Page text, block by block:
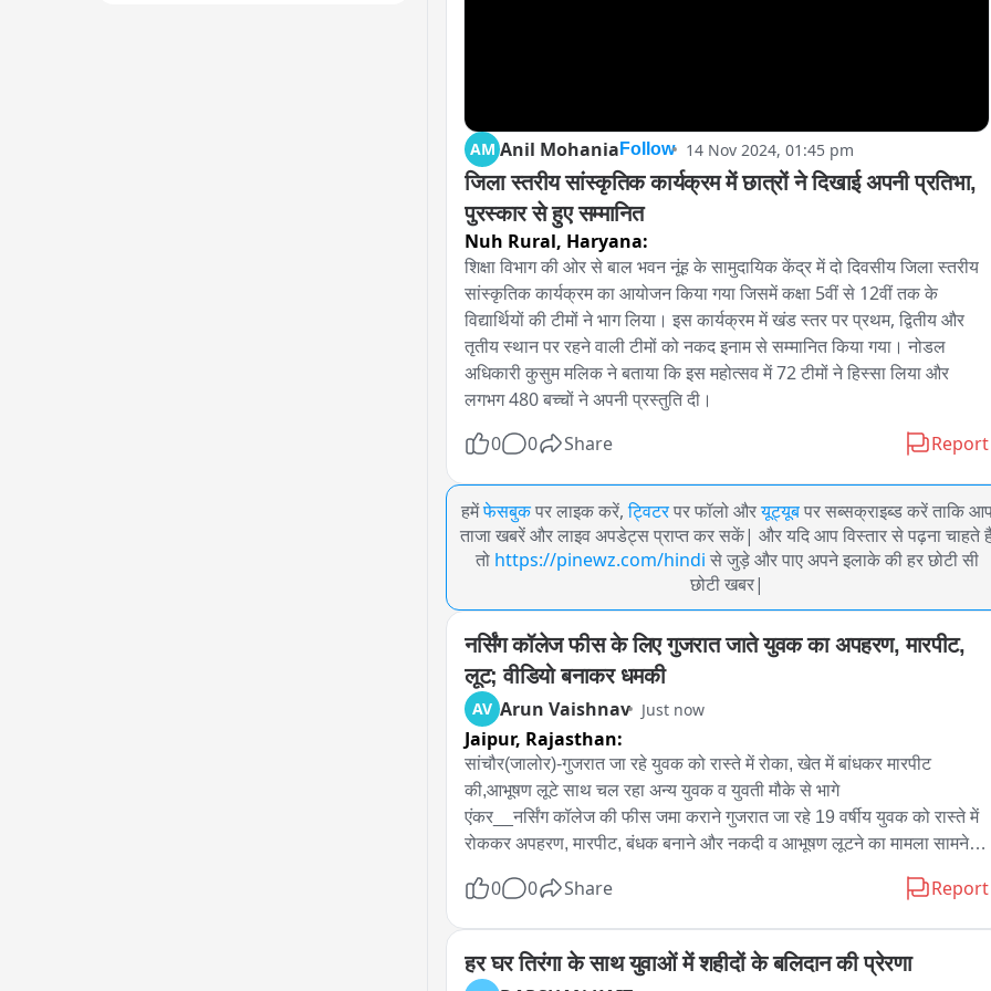
AM Anil Mohania Follow 14 Nov 2024, 01:45 pm
जिला स्तरीय सांस्कृतिक कार्यक्रम में छात्रों ने दिखाई अपनी प्रतिभा,
पुरस्कार से हुए सम्मानित
Nuh Rural, Haryana:
शिक्षा विभाग की ओर से बाल भवन नूंह के सामुदायिक केंद्र में दो दिवसीय जिला स्तरीय
सांस्कृतिक कार्यक्रम का आयोजन किया गया जिसमें कक्षा 5वीं से 12वीं तक के
विद्यार्थियों की टीमों ने भाग लिया। इस कार्यक्रम में खंड स्तर पर प्रथम, द्वितीय और
तृतीय स्थान पर रहने वाली टीमों को नकद इनाम से सम्मानित किया गया। नोडल
अधिकारी कुसुम मलिक ने बताया कि इस महोत्सव में 72 टीमों ने हिस्सा लिया और
लगभग 480 बच्चों ने अपनी प्रस्तुति दी।
0
0 Share Report
हमेंफेसबुक पर लाइक करें, ट्विटर पर फॉलो औरयूट्यूब पर सब्सक्राइब्ड करें ताकि
ताजा खबरें और लाइव अपडेट्स प्राप्त कर सकें| और यदि आप विस्तार से पढ़ना चाहते
तो https://pinewz.com/hindi से जुड़े और पाए अपने इलाके की हर छोटी सी
छोटी खबर|
नर्सिंग कॉलेज फीस के लिए गुजरात जाते युवक का अपहरण, मारपीट,
लूट; वीडियो बनाकर धमकी
AV Arun Vaishnav Just now
Jaipur, Rajasthan:
सांचौर(जालोर)-गुजरात जा रहे युवक को रास्ते में रोका, खेत में बांधकर मारपीट
की,आभूषण लूटे साथ चल रहा अन्य युवक व युवती मौके से भागे
एंकर__नर्सिंग कॉलेज की फीस जमा कराने गुजरात जा रहे 19 वर्षीय युवक को रास्ते में
रोककर अपहरण, मारपीट, बंधक बनाने और नकदी व आभूषण लूटने का मामला सामने
दर्ज कर जांच शुरू कर दी है。
पुलिस को दी रिपोर्ट के अनुसार अमृत लाल 5 अगस्त की शाम नर्सिंग कॉलेज, दियोदर
(गुजरात) जाने के लिए निकला था। रास्ते में रतौड़ा निवासी सुरेश कुमार मेघवाल ने फोन
0 0 Share Report
हर घर तिरंगा के साथ युवाओं में शहीदों के बलिदान की प्रेरणा